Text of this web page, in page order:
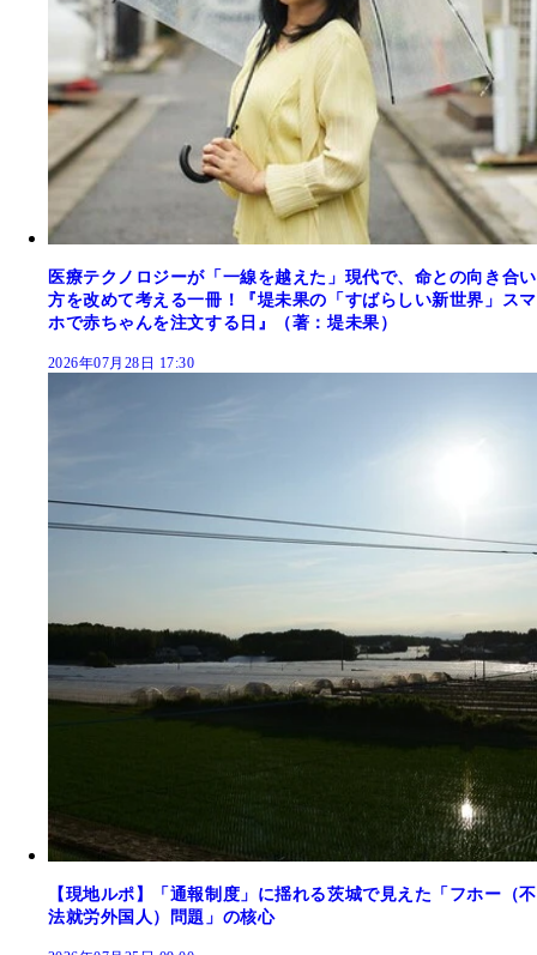
医療テクノロジーが「一線を越えた」現代で、命との向き合い
方を改めて考える一冊！『堤未果の「すばらしい新世界」スマ
ホで赤ちゃんを注文する日』（著：堤未果）
2026年07月28日 17:30
【現地ルポ】「通報制度」に揺れる茨城で見えた「フホー（不
法就労外国人）問題」の核心